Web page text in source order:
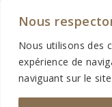
Nous
Nous utilisons des
expérience de
naviguant sur le